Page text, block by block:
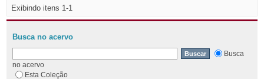
Exibindo itens 1-1
Busca no acervo
Busca
no acervo
Esta Coleção